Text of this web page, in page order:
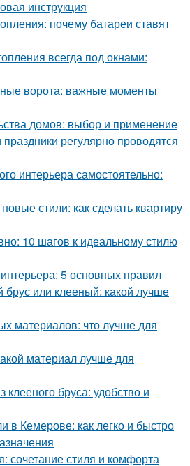
инструкция
почему батареи ставят
всегда под окнами:
ворота: важные моменты
домов: выбор и применение
регулярно проводятся
интерьера самостоятельно:
стили: как сделать квартиру
10 шагов к идеальному стилю
5 основных правил
или клееный: какой лучше
материалов: что лучше для
материал лучше для
бруса: удобство и
в Кемерове: как легко и быстро
сочетание стиля и комфорта